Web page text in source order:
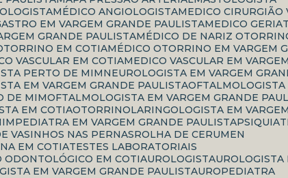
MÉDICO ANGIOLOGISTA
MEDICO CIRURGIÃO
EM VARGEM GRANDE PAULISTA
MEDICO
GRANDE PAULISTA
MÉDICO DE NARIZ
EM COTIA
MÉDICO OTORRINO EM VARGEM
VASCULAR EM COTIA
MEDICO VASCULAR EM
PERTO DE MIM
NEUROLOGISTA EM VARGEM
EM VARGEM GRANDE PAULISTA
OFTALMOLOGISTA
DE MIM
OFTALMOLOGISTA EM VARGEM GRANDE
EM COTIA
OTORRINOLARINGOLOGISTA EM
PEDIATRA EM VARGEM GRANDE PAULISTA
VASINHOS NAS PERNAS
ROLHA DE CERUMEN
EM COTIA
TESTES LABORATORIAIS
ODONTOLÓGICO EM COTIA UROLOGISTA
EM VARGEM GRANDE PAULISTA UROPEDIATRA